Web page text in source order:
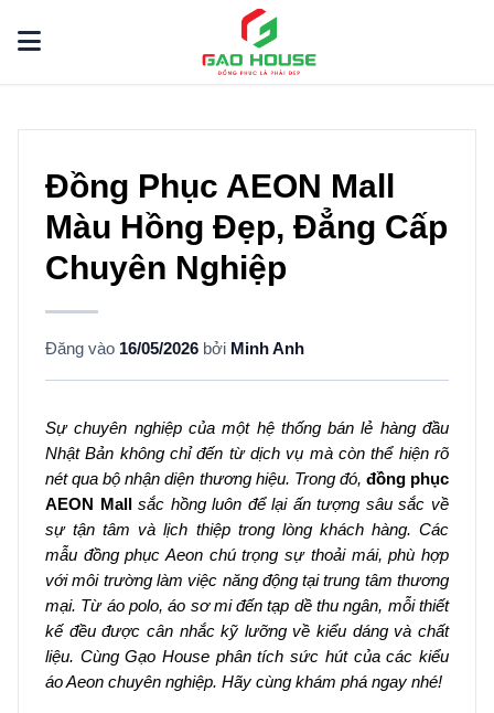
Đồng Phục AEON Mall
Màu Hồng Đẹp, Đẳng Cấp
Chuyên Nghiệp
Đăng vào 16/05/2026 bởi Minh Anh
Sự chuyên nghiệp của một hệ thống bán lẻ hàng đầu
Nhật Bản không chỉ đến từ dịch vụ mà còn thể hiện rõ
nét qua bộ nhận diện thương hiệu. Trong đó, đồng phục
AEON Mall
sắc hồng luôn để lại ấn tượng sâu sắc về
sự tận tâm và lịch thiệp trong lòng khách hàng. Các
mẫu đồng phục Aeon chú trọng sự thoải mái, phù hợp
với môi trường làm việc năng động tại trung tâm thương
mại. Từ áo polo, áo sơ mi đến tạp dề thu ngân, mỗi thiết
kế đều được cân nhắc kỹ lưỡng về kiểu dáng và chất
liệu. Cùng Gạo House phân tích sức hút của các kiểu
áo Aeon chuyên nghiệp. Hãy cùng khám phá ngay nhé!